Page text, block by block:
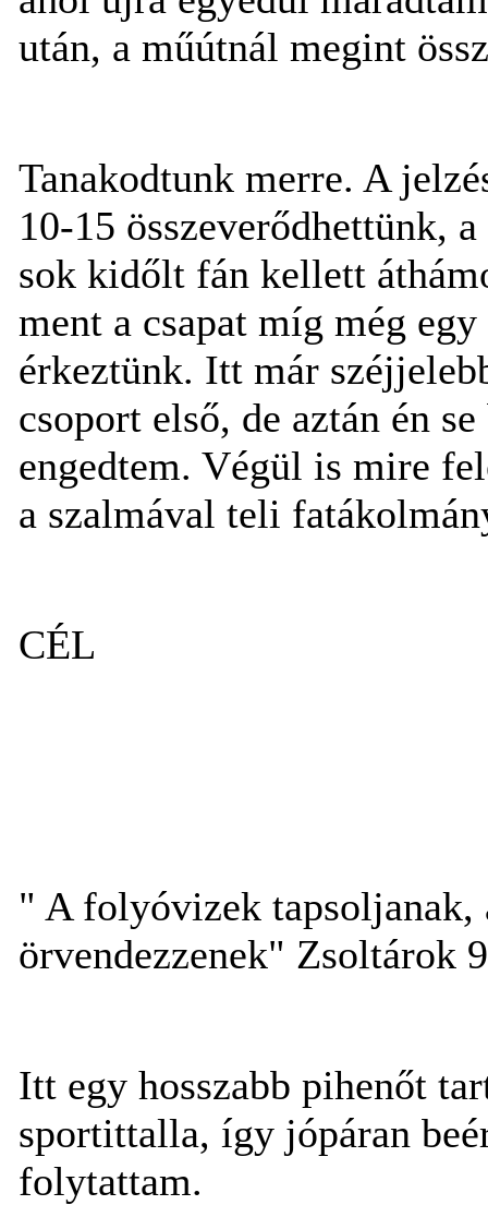
után, a műútnál megint
Tanakodtunk merre. A
10-15 összeverődhettünk,
sok kidőlt fán kellett
ment a csapat míg még
érkeztünk. Itt már
csoport első, de aztán én
engedtem. Végül is mire
a szalmával teli
CÉL
" A folyóvizek tapsoljanak,
örvendezzenek" Zsoltárok
Itt egy hosszabb pihenőt
sportittalla, így jópáran
folytattam.